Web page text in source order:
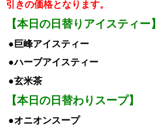
引きの価格となります。
【本日の日替りアイスティー
●巨峰アイスティー
●ハーブアイスティー
●玄米茶
【本日の日替わりスープ】
●オニオンスープ